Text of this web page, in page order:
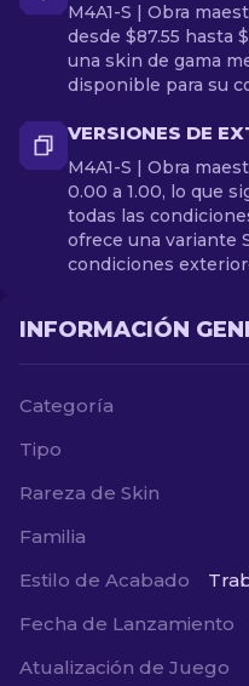
M4A1-S | Obra
desde $87.55 hasta
una skin de gama
disponible para su
VERSIONES DE
M4A1-S | Obra
0.00 a 1.00, lo que
todas las
ofrece una variante
condiciones
INFORMACIÓN
Categoría
Tipo
Rareza de Skin
Familia
Estilo de Acabado
Fecha de Lanzamiento
Atualización de Juego